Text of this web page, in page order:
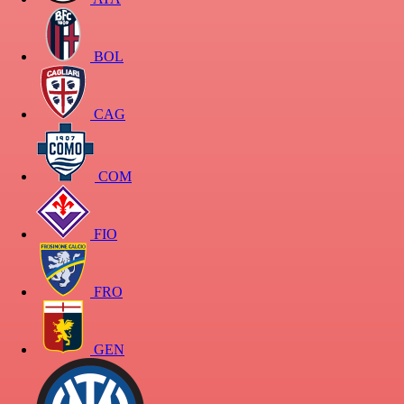
BOL
CAG
COM
FIO
FRO
GEN